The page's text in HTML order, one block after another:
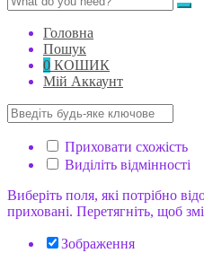
Головна
Пошук
0 КОШИК
Мій Аккаунт
Приховати схожість
Виділіть відмінності
Виберіть поля, які потрібно
приховані. Перетягніть, щоб
Зображення